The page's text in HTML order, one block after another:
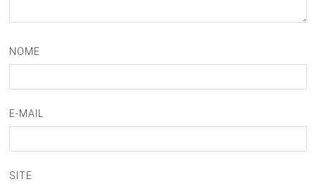
NOME
E-MAIL
SITE